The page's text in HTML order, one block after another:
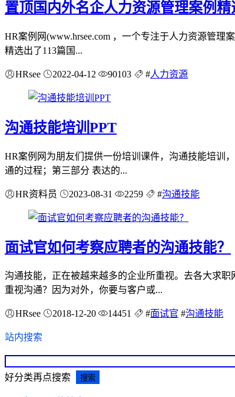
置顶 国内外名企人力资源管理案例精
HR案例网(www.hrsee.com ，一个专注于人力资源管
精选出了113篇国...
HRsee 2022-04-12 90103 #人力资源
沟通技能培训PPT
HR案例网为朋友们提供一份培训课件，沟通技能培训
通的过程；第三部分 表达的...
HR资料员 2023-08-31 2259 #沟通技能
面试官如何考察应聘者的沟通技能？
沟通技能，正在被越来越多的企业所重视。去各大求
重视沟通？因为对外，你要与客户或...
HRsee 2018-12-20 14451 #面试官 #沟通技能
站内搜索
好分类再点搜索